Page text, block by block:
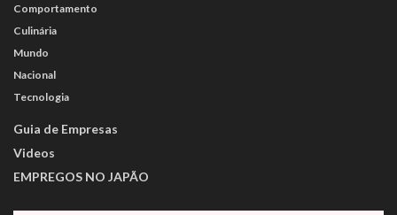
Comportamento
Culinária
Mundo
Nacional
Tecnologia
Guia de Empresas
Videos
EMPREGOS NO JAPÃO